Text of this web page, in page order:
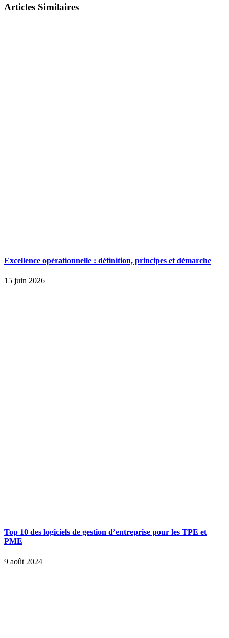
Articles Similaires
Excellence opérationnelle : définition, principes et démarche
15 juin 2026
Top 10 des logiciels de gestion d’entreprise pour les TPE et
PME
9 août 2024